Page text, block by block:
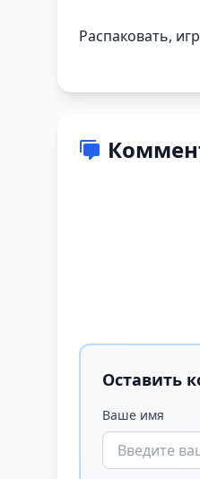
Распаковать,
Оставить
Ваше имя